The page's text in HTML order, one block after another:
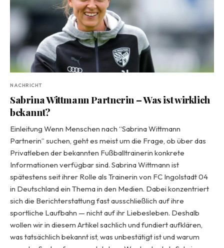
NACHRICHT
Sabrina Wittmann Partnerin – Was ist wirklich
bekannt?
Einleitung Wenn Menschen nach “Sabrina Wittmann
Partnerin” suchen, geht es meist um die Frage, ob über das
Privatleben der bekannten Fußballtrainerin konkrete
Informationen verfügbar sind. Sabrina Wittmann ist
spätestens seit ihrer Rolle als Trainerin von FC Ingolstadt 04
in Deutschland ein Thema in den Medien. Dabei konzentriert
sich die Berichterstattung fast ausschließlich auf ihre
sportliche Laufbahn — nicht auf ihr Liebesleben. Deshalb
wollen wir in diesem Artikel sachlich und fundiert aufklären,
was tatsächlich bekannt ist, was unbestätigt ist und warum